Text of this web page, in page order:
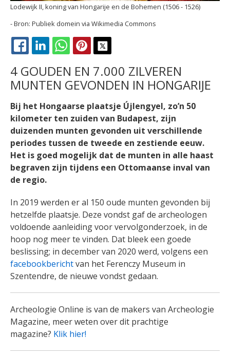
Lodewijk II, koning van Hongarije en de Bohemen (1506 - 1526)
Publiek domein via Wikimedia Commons
FACEBOOK
LINKEDINWHATSAPPPINTEREST
4 GOUDEN EN 7.000 ZILVEREN
MUNTEN GEVONDEN IN HONGARIJE
Bij het Hongaarse plaatsje Újlengyel, zo’n 50
kilometer ten zuiden van Budapest, zijn
duizenden munten gevonden uit verschillende
periodes tussen de tweede en zestiende eeuw.
Het is goed mogelijk dat de munten in alle haast
begraven zijn tijdens een Ottomaanse inval van
de regio.
In 2019 werden er al 150 oude munten gevonden bij
hetzelfde plaatsje. Deze vondst gaf de archeologen
voldoende aanleiding voor vervolgonderzoek, in de
hoop nog meer te vinden. Dat bleek een goede
beslissing; in december van 2020 werd, volgens een
facebookberichtvan het Ferenczy Museum in
Szentendre, de nieuwe vondst gedaan.
Archeologie Online is van de makers van Archeologie
Magazine, meer weten over dit prachtige
magazine? Klik hier!